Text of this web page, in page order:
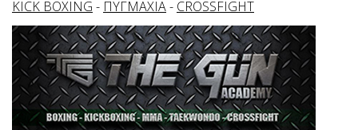
KICK BOXING - ΠΥΓΜΑΧΙΑ- CROSSFIGHT